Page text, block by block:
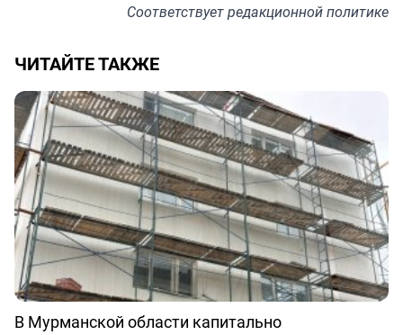
Соответствуетредакционной политике
ЧИТАЙТЕ ТАКЖЕ
В Мурманской области капитально